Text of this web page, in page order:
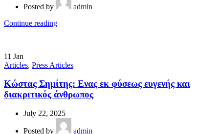
Posted by
admin
Continue reading
11 Jan
Articles, Press Articles
Κώστας Σημίτης: Ενας εκ φύσεως ευγενής και
διακριτικός άνθρωπος
July 22, 2025
Posted by admin